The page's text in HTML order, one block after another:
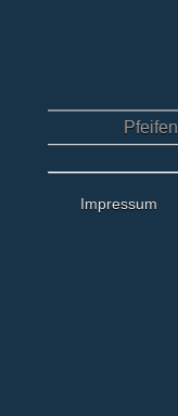
Pfeifen
Impressum